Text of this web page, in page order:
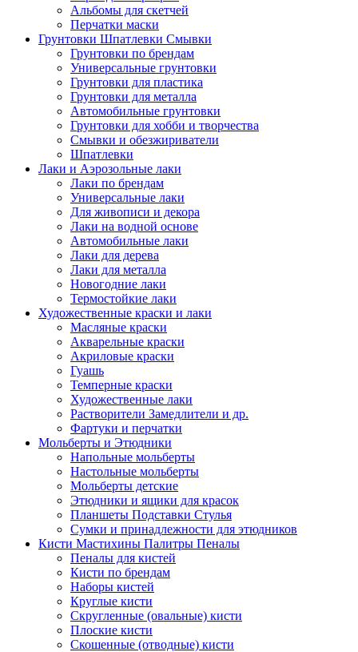
Альбомы для скетчей
Перчатки маски
Грунтовки Шпатлевки Смывки
Грунтовки по брендам
Универсальные грунтовки
Грунтовки для пластика
Грунтовки для металла
Автомобильные грунтовки
Грунтовки для хобби и творчества
Смывки и обезжириватели
Шпатлевки
Лаки и Аэрозольные лаки
Лаки по брендам
Универсальные лаки
Для живописи и декора
Лаки на водной основе
Автомобильные лаки
Лаки для дерева
Лаки для металла
Новогодние лаки
Термостойкие лаки
Художественные краски и лаки
Масляные краски
Акварельные краски
Акриловые краски
Гуашь
Темперные краски
Художественные лаки
Растворители Замедлители и др.
Фартуки и перчатки
Мольберты и Этюдники
Напольные мольберты
Настольные мольберты
Мольберты детские
Этюдники и ящики для красок
Планшеты Подставки Стулья
Сумки и принадлежности для этюдников
Кисти Мастихины Палитры Пеналы
Пеналы для кистей
Кисти по брендам
Наборы кистей
Круглые кисти
Скругленные (овальные) кисти
Плоские кисти
Скошенные (отводные) кисти